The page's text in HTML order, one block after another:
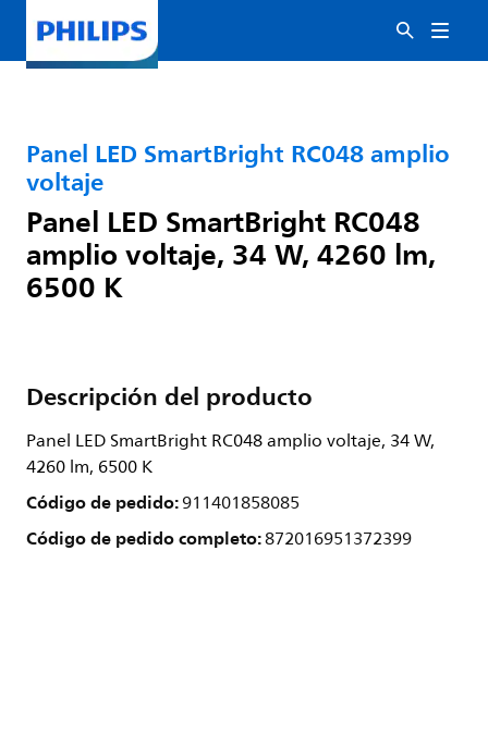
Panel LED SmartBright RC048 amplio
voltaje
Panel LED SmartBright RC048
amplio voltaje, 34 W, 4260 lm,
6500 K
Descripción del producto
Panel LED SmartBright RC048 amplio voltaje, 34 W,
4260 lm, 6500 K
Código de pedido:911401858085
Código de pedido completo:872016951372399